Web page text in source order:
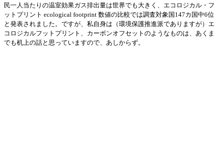
民一人当たりの温室効果ガス排出量は世界でも大きく、エコロジカル・フ
ットプリント ecological footprint 数値の比較では調査対象国147カ国中6位
と発表されました。ですが、私自身は（環境保護推進派でありますが）エ
コロジカルフットプリント、カーボンオフセットのようなものは、あくま
でも机上の話と思っていますので、あしからず。